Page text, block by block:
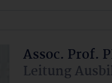
Assoc. Prof.
Leitung